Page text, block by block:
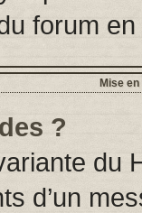
forum
Mise
?
du
d’un